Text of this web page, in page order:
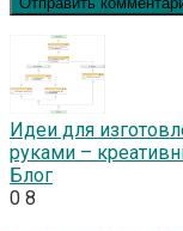
Идеи для
руками –
Блог
0 8